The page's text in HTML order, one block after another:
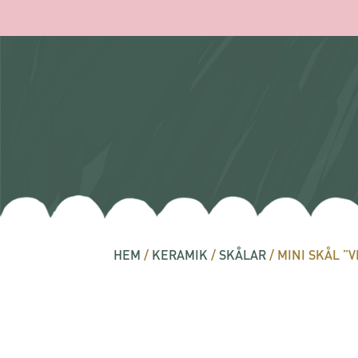
HEM / KERAMIK / SKÅLAR / MINI SKÅL